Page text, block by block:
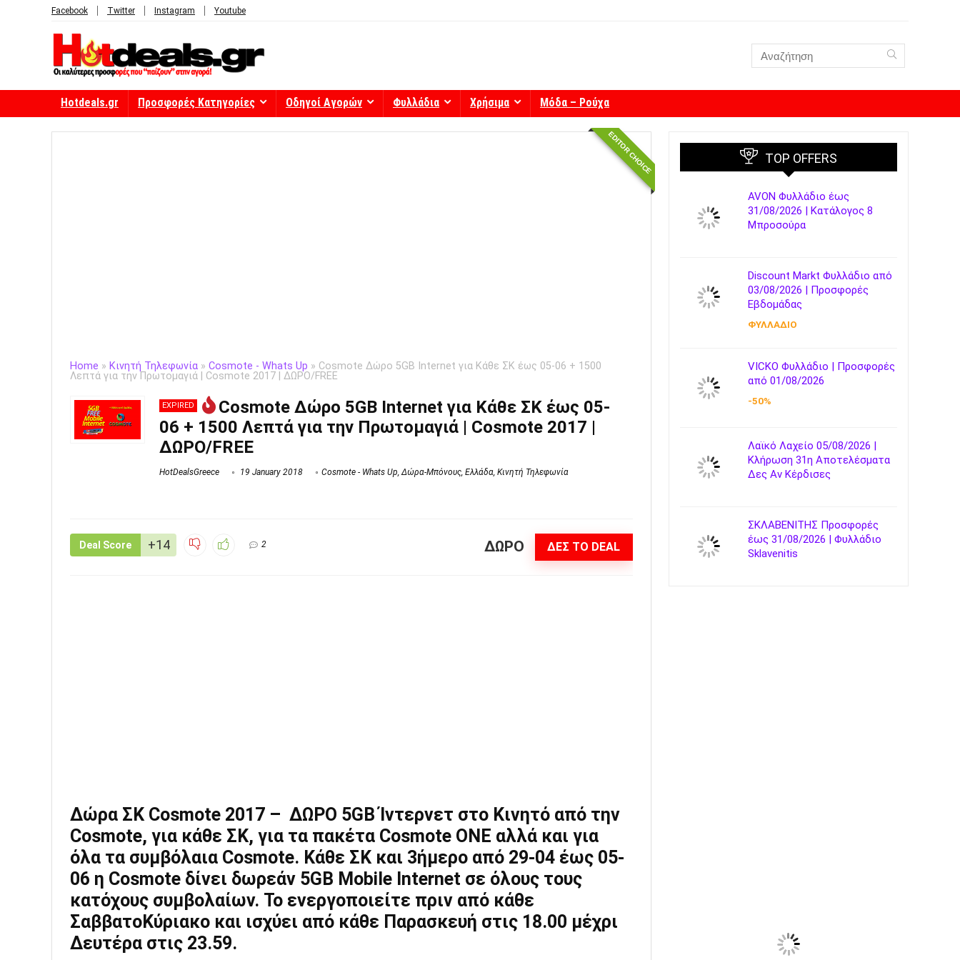
Facebook Twitter Instagram Youtube
Hotdeals.gr Προσφορές Κατηγορίες Οδηγοί Αγορών Φυλλάδια Χρήσιμα Μόδα – Ρούχα
Home » Κινητή Τηλεφωνία » Cosmote - Whats Up » Cosmote Δώρο 5GB Internet για Κάθε ΣΚ έως 05-06 + 1500
Λεπτά για την Πρωτομαγιά | Cosmote 2017 | ΔΩΡΟ/FREE
EDITOR CHOICE
EXPIRED
Cosmote Δώρο 5GB Internet για Κάθε ΣΚ έως 05-
06 + 1500 Λεπτά για την Πρωτομαγιά | Cosmote 2017 |
ΔΩΡΟ/FREE
HotDealsGreece 19 January 2018 Cosmote - Whats Up,Δώρα-Μπόνους, Ελλάδα, Κινητή Τηλεφωνία
Deal Score +14 2 ΔΩΡΟ ΔΕΣ ΤΟ DEAL
Δώρα ΣΚ Cosmote 2017 – ΔΩΡΟ 5GB Ίντερνετ στο Κινητό από την
Cosmote, για κάθε ΣΚ, για τα πακέτα Cosmote ONE αλλά και για
όλα τα συμβόλαια Cosmote. Κάθε ΣΚ και 3ήμερο από 29-04 έως 05-
06 η Cosmote δίνει δωρεάν 5GB Mobile Internet σε όλους τους
κατόχους συμβολαίων. Το ενεργοποιείτε πριν από κάθε
ΣαββατοΚύριακο και ισχύει από κάθε Παρασκευή στις 18.00 μέχρι
Δευτέρα στις 23.59.
TOP OFFERS
AVON Φυλλάδιο έως
31/08/2026 | Κατάλογος 8
Μπροσούρα
Discount Markt Φυλλάδιο από
03/08/2026 | Προσφορές
Εβδομάδας
ΦΥΛΛΑΔΙΟ
VICKO Φυλλάδιο | Προσφορές
από 01/08/2026
-50%
Λαϊκό Λαχείο 05/08/2026 |
Κλήρωση 31η Αποτελέσματα
Δες Αν Κέρδισες
ΣΚΛΑΒΕΝΙΤΗΣ Προσφορές
έως 31/08/2026 | Φυλλάδιο
Sklavenitis